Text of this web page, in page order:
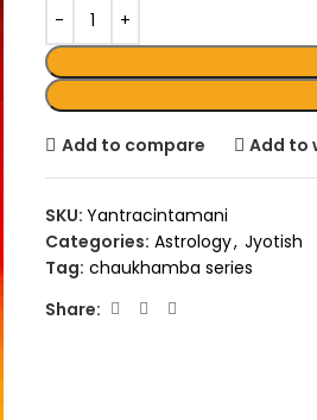
Add to compare Add to
SKU: Yantracintamani
Categories: Astrology, Jyotish
Tag: chaukhamba series
Share: